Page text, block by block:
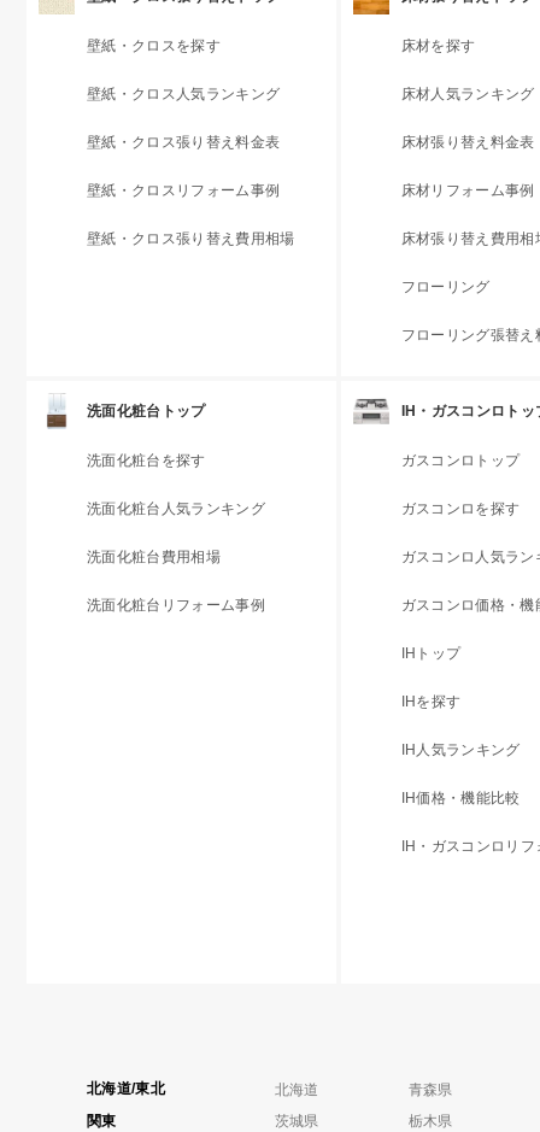
壁紙・クロスを探す
壁紙・クロス人気ランキング
壁紙・クロス張り替え料金表
壁紙・クロスリフォーム事例
壁紙・クロス張り替え費用相場
床材を探す
床材人気ランキング
床材張り替え料金表
床材リフォーム事例
床材張り替え費用相
フローリング
フローリング張替え
洗面化粧台トップ
洗面化粧台を探す
洗面化粧台人気ランキング
洗面化粧台費用相場
洗面化粧台リフォーム事例
IH・ガスコンロトッ
ガスコンロトップ
ガスコンロを探す
ガスコンロ人気ラン
ガスコンロ価格・機
IHトップ
IHを探す
IH人気ランキング
IH価格・機能比較
IH・ガスコンロリフ
北海道/東北 北海道
青森県
関東
茨城県 栃木県